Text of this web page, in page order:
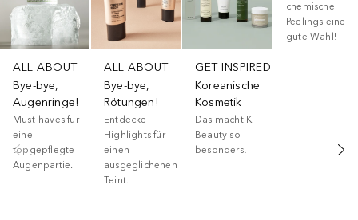
ALL ABOUT
Bye-bye,
Augenringe!
Must-haves für
eine
topgepflegte
Augenpartie.
ALL ABOUT
Bye-bye,
Rötungen!
Entdecke
Highlights für
einen
ausgeglichenen
Teint.
GET INSPIRED
Koreanische
Kosmetik
Das macht K-
Beauty so
besonders!
chemische
Peelings eine
gute Wahl!